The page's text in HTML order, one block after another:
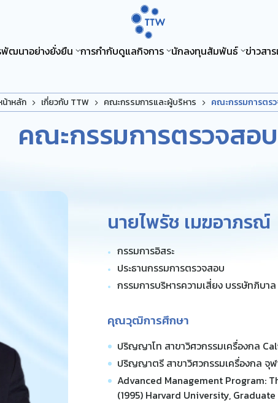
พัฒนาอย่างยั่งยืน การกำกับดูแลกิจการ นักลงทุนสัมพันธ์ ข่าวสา
น้าหลัก เกี่ยวกับ TTW คณะกรรมการและผู้บริหาร คณะกรรมการตร
คณะกรรมการตรวจสอบ
นายไพรัช เมฆอาภรณ์
กรรมการอิสระ
ประธานกรรมการตรวจสอบ
กรรมการบริหารความเสี่ยง บรรษัทภิบา
คุณวุฒิการศึกษา
ปริญญาโท สาขาวิศวกรรมเครื่องกล
ปริญญาตรี สาขาวิศวกรรมเครื่องกล จุ
Advanced Management Program:
(1995) Harvard University,